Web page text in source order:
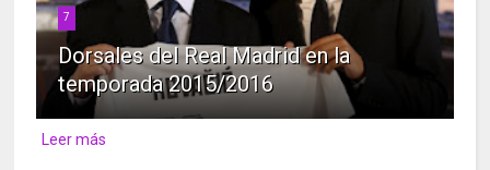
7
Dorsales del Real Madrid en la
temporada 2015/2016
Leer más